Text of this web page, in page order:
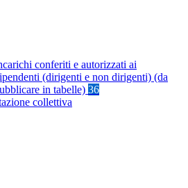
conferiti e autorizzati ai
(dirigenti e non dirigenti) (da
in tabelle) 36
collettiva